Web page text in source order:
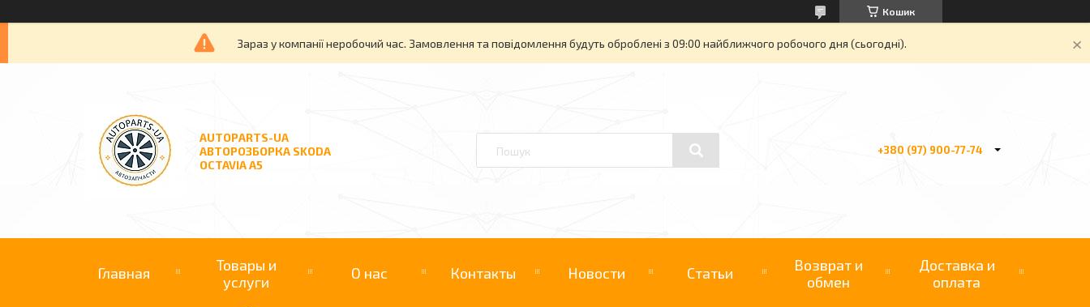
Кошик
Зараз у компанії неробочий час. Замовлення та повідомлення будуть оброблені з 09:00 найближчого робочого дня (сьогодні).
AUTOPARTS-UA
АВТОРОЗБОРКА SKODA
OCTAVIA A5
+380 (97) 900-77-74
Главная
Товары и
услуги
О нас Контакты Новости Статьи
Возврат и
обмен
Доставка и
оплата